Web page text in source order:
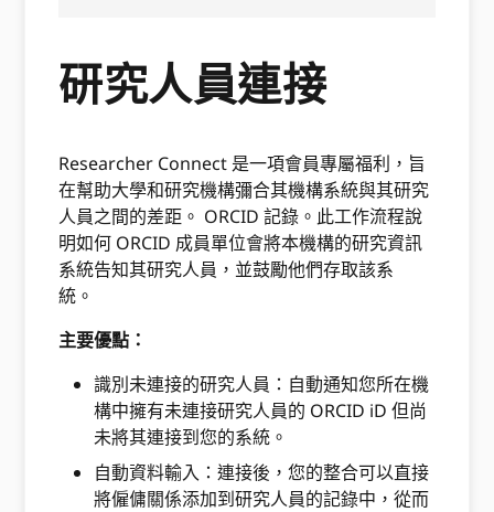
研究人員連接
Researcher Connect 是一項會員專屬福利，旨
在幫助大學和研究機構彌合其機構系統與其研究
人員之間的差距。 ORCID 記錄。此工作流程說
明如何 ORCID 成員單位會將本機構的研究資訊
系統告知其研究人員，並鼓勵他們存取該系
統。
主要優點：
識別未連接的研究人員：自動通知您所在機
構中擁有未連接研究人員的 ORCID iD 但尚
未將其連接到您的系統。
自動資料輸入：連接後，您的整合可以直接
將僱傭關係添加到研究人員的記錄中，從而